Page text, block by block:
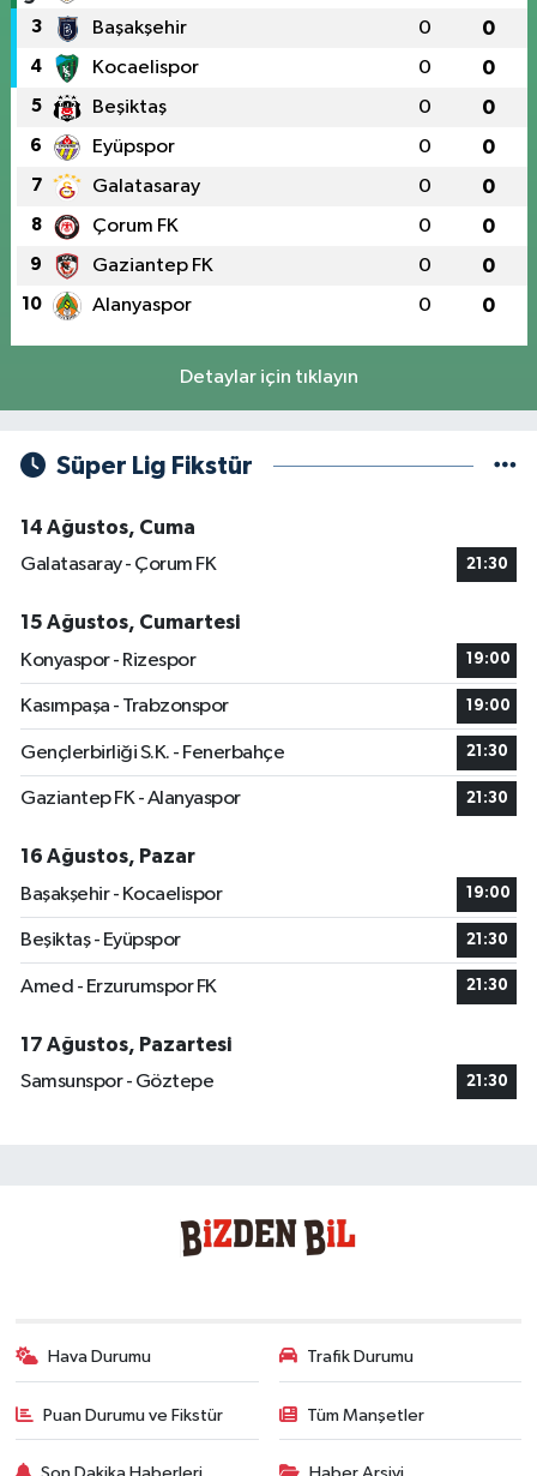
3 Başakşehir 0 0
4 Kocaelispor 0 0
5 Beşiktaş 0 0
6 Eyüpspor 0 0
7 Galatasaray 0 0
8 Çorum FK 0 0
9 Gaziantep FK 0 0
10 Alanyaspor 0 0
Detaylar için tıklayın
Süper Lig Fikstür
14 Ağustos, Cuma
Galatasaray - Çorum FK
21:30
15 Ağustos, Cumartesi
Konyaspor - Rizespor
19:00
Kasımpaşa - Trabzonspor 19:00
Gençlerbirliği S.K. - Fenerbahçe 21:30
Gaziantep FK - Alanyaspor 21:30
16 Ağustos, Pazar
Başakşehir - Kocaelispor
19:00
Beşiktaş - Eyüpspor 21:30
Amed - Erzurumspor FK 21:30
17 Ağustos, Pazartesi
Samsunspor - Göztepe
21:30
Hava Durumu Trafik Durumu
Puan Durumu ve Fikstür Tüm Manşetler